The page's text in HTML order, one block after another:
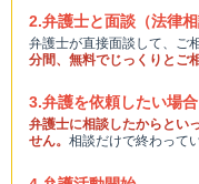
2.弁護士と面談（法律相
弁護士が直接面談して、ご
分間、無料でじっくりとご
3.弁護を依頼したい場合
弁護士に相談したからとい
せん。 相談だけで終わって